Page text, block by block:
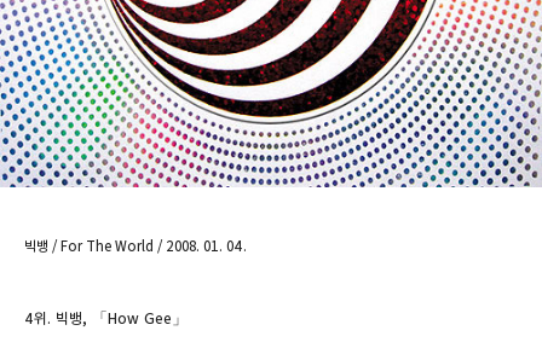
빅뱅 / For The World / 2008. 01. 04.
4위. 빅뱅, 「How Gee」